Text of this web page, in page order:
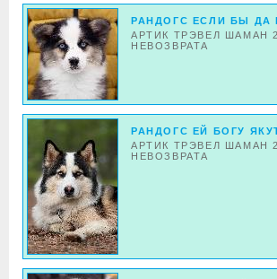
РАНДОГС ЕСЛИ БЫ ДА
АРТИК ТРЭВЕЛ ШАМАН 2
НЕВОЗВРАТА
РАНДОГС ЕЙ БОГУ
АРТИК ТРЭВЕЛ ШАМАН 2
НЕВОЗВРАТА